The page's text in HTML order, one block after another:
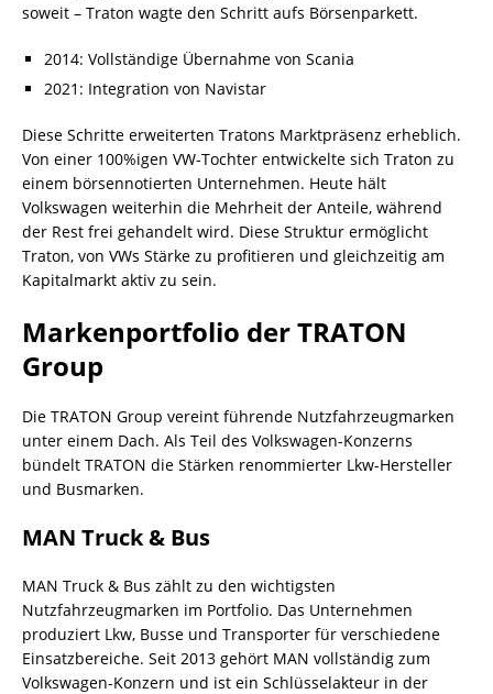
soweit – Traton wagte den Schritt aufs Börsenparkett.
2014: Vollständige Übernahme von Scania
2021: Integration von Navistar
Diese Schritte erweiterten Tratons Marktpräsenz erheblich.
Von einer 100%igen VW-Tochter entwickelte sich Traton zu
einem börsennotierten Unternehmen. Heute hält
Volkswagen weiterhin die Mehrheit der Anteile, während
der Rest frei gehandelt wird. Diese Struktur ermöglicht
Traton, von VWs Stärke zu profitieren und gleichzeitig am
Kapitalmarkt aktiv zu sein.
Markenportfolio der TRATON
Group
Die TRATON Group vereint führende Nutzfahrzeugmarken
unter einem Dach. Als Teil des Volkswagen-Konzerns
bündelt TRATON die Stärken renommierter Lkw-Hersteller
und Busmarken.
MAN Truck & Bus
MAN Truck & Bus zählt zu den wichtigsten
Nutzfahrzeugmarken im Portfolio. Das Unternehmen
produziert Lkw, Busse und Transporter für verschiedene
Einsatzbereiche. Seit 2013 gehört MAN vollständig zum
Volkswagen-Konzern und ist ein Schlüsselakteur in der